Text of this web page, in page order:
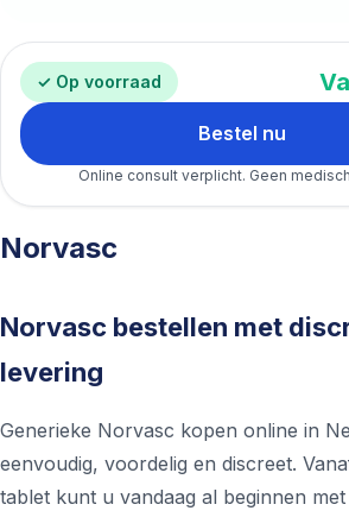
✓ Op voorraad
Bestel nu
Online consult verplicht. Geen
Norvasc
Norvasc bestellen met
levering
Generieke Norvasc kopen online in
eenvoudig, voordelig en discreet.
tablet kunt u vandaag al beginnen